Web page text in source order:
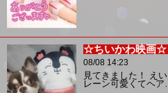
☆ちいかわ映画☆
08/08 14:23
見てきました！ え
レーン可愛くてヘ